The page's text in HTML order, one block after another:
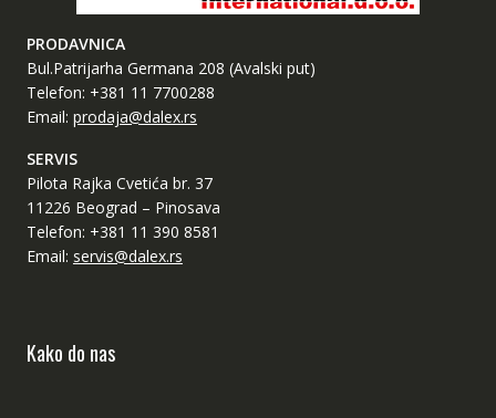
PRODAVNICA
Bul.Patrijarha Germana 208 (Avalski put)
Telefon: +381 11 7700288
Email: prodaja@dalex.rs
SERVIS
Pilota Rajka Cvetića br. 37
11226 Beograd – Pinosava
Telefon: +381 11 390 8581
Email: servis@dalex.rs
Kako do nas